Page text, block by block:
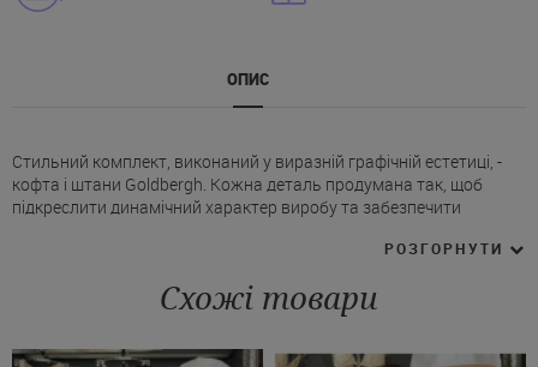
ОПИС
Стильний комплект, виконаний у виразній графічній естетиці, -
кофта і штани Goldbergh. Кожна деталь продумана так, щоб
підкреслити динамічний характер виробу та забезпечити
* Кофта Голдберг на блискавці по всій довжині, з м'якою джерсі-
* Комір-стійка та пояс оформлені трикотажною ребристою
* Лінія плеча и рукава підкреслена контрастною смугою, що
РОЗГОРНУТИ
Схожі товари